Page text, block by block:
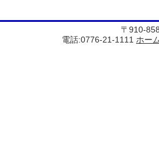
〒910-
電話:0776-21-1111 ホー